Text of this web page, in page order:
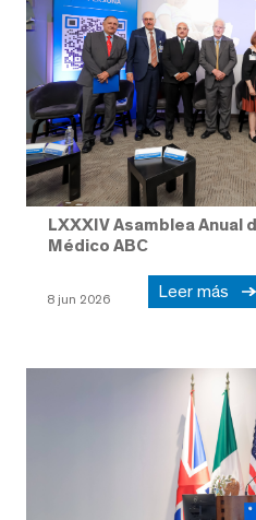
LXXXIV Asamblea Anual
Médico ABC
8 jun 2026 Leer más